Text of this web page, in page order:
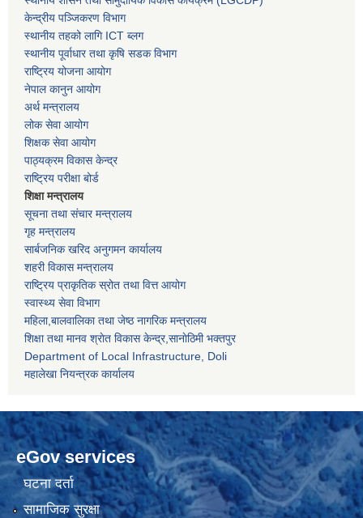
केन्द्रीय पञ्जिकरण विभाग
स्थानीय तहको लागि ICT ब्लग
स्थानीय पूर्वाधार तथा कृषि सडक विभाग
राष्ट्रिय योजना आयोग
नेपाल कानुन आयोग
अर्थ मन्त्रालय
लोक सेवा आयोग
शिक्षक सेवा आयोग
पाठ्यक्रम विकास केन्द्र
राष्ट्रिय परीक्षा बोर्ड
शिक्षा मन्त्रालय
सूचना तथा संचार मन्त्रालय
गृह मन्त्रालय
सार्बजनिक खरिद अनुगमन कार्यालय
शहरी विकास मन्त्रालय
राष्ट्रिय प्राकृतिक स्रोत तथा वित्त आयोग
स्वास्थ्य सेवा विभाग
महिला,बालवालिका तथा जेष्ठ नागरिक मन्त्रालय
शिक्षा तथा मानव श्राेत विकास केन्द्र,सानाेठिमी भक्तपुर
Department of Local Infrastructure, Doli
महालेखा नियन्त्रक कार्यालय
eGov services
घटना दर्ता
सामाजिक सुरक्षा